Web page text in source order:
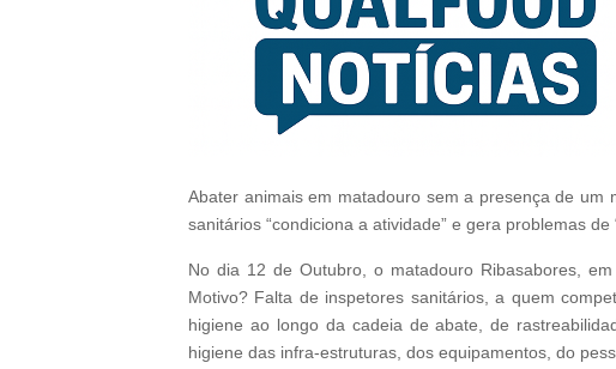
Abater animais em matadouro sem a presença de
sanitários “condiciona a atividade” e gera problemas
No dia 12 de Outubro, o matadouro Ribasabores,
Motivo? Falta de inspetores sanitários, a quem
higiene ao longo da cadeia de abate, de
higiene das infra-estruturas, dos equipamentos, do